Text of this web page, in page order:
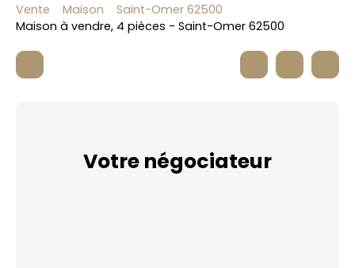
Vente Maison
Saint-Omer 62500
Maison à vendre, 4 pièces - Saint-Omer 62500
Votre négociateur